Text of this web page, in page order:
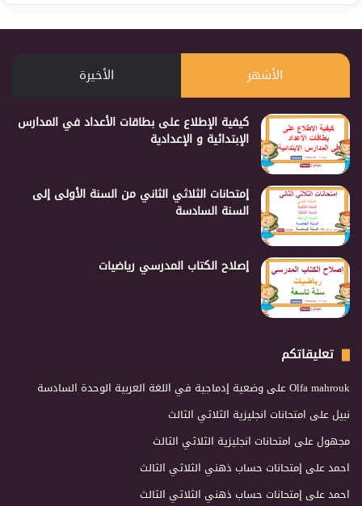
الأشهر الأخيرة
كيفية الإطلاع على بطاقات الأعداد في المدارس
الإبتدائية و الإعدادية
إمتحانات الثلاثي الثاني من السنة الأولى إلى
السنة السادسة
إصلاح الكتاب المدرسي رياضيات
تعليقاتكم
Olfa mahroukعلى وضعية إدماجية في اللغة العربية الوحدة السادسة
نبيلعلى امتحانات انجليزية الثلاثي الثالث
مجهولعلى امتحانات انجليزية الثلاثي الثالث
احمدعلى إمتحانات حساب ذهني الثلاثي الثالث
احمدعلى إمتحانات حساب ذهني الثلاثي الثالث